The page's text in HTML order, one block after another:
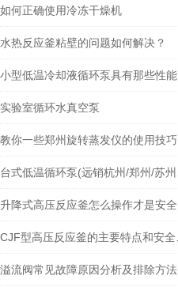
如何正确使用冷冻干燥机
水热反应釜粘壁的问题如何解决？
实验室循环水真空泵
溢流阀常见故障原因分析及排除方法